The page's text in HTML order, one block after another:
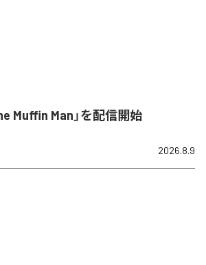
Muffin Man」を配信開始
2026.8.9